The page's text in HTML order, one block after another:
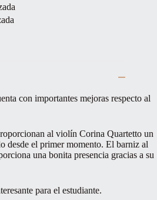
con importantes mejoras respecto al
al violín Corina Quartetto un
desde el primer momento. El barniz al
una bonita presencia gracias a su
para el estudiante.